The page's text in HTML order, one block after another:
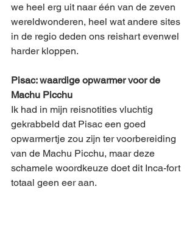
we heel erg uit naar één van de zeven
wereldwonderen, heel wat andere sites
in de regio deden ons reishart evenwel
harder kloppen.
Pisac: waardige opwarmer voor de
Machu Picchu
Ik had in mijn reisnotities vluchtig
gekrabbeld dat Pisac een goed
opwarmertje zou zijn ter voorbereiding
van de Machu Picchu, maar deze
schamele woordkeuze doet dit Inca-fort
totaal geen eer aan.